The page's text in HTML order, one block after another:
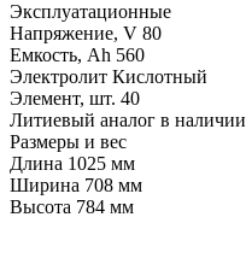
Эксплуатационные
Напряжение, V 80
Емкость, Ah 560
Электролит Кислотный
Элемент, шт. 40
Литиевый аналог в наличии
Размеры и вес
Длина 1025 мм
Ширина 708 мм
Высота 784 мм